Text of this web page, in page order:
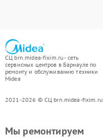
СЦ brn.midea-fixim.ru - сеть
сервисных центров в Барнауле по
ремонту и обслуживанию техники
Midea
2021-2026 © СЦ brn.midea-fixim.ru
Мы ремонтируем